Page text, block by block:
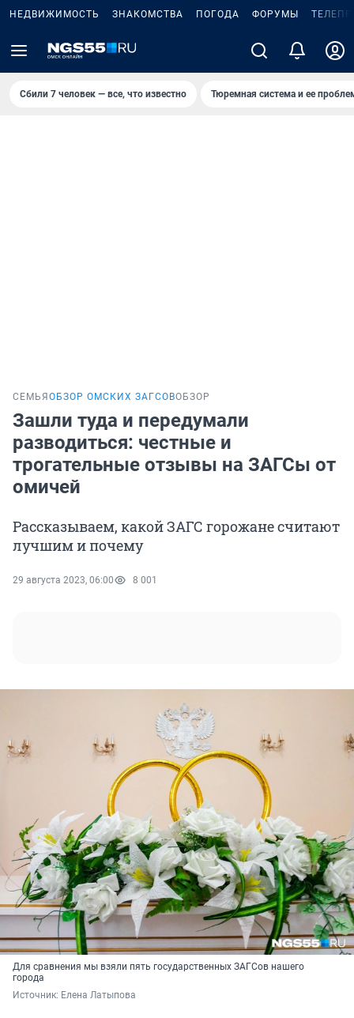
НЕДВИЖИМОСТЬ ЗНАКОМСТВА ПОГОДА ФОРУМЫ
Сбили 7 человек — все, что известно Тюремная система и ее
СЕМЬЯ ОБЗОР ОМСКИХ ЗАГСОВОБЗОР
Зашли туда и передумали
разводиться: честные и
трогательные отзывы на ЗАГСы от
омичей
Рассказываем, какой ЗАГС горожане считают
лучшим и почему
29 августа 2023, 06:00 8 001
Для сравнения мы взяли пять государственных ЗАГСов нашего
города
Источник: Елена Латыпова